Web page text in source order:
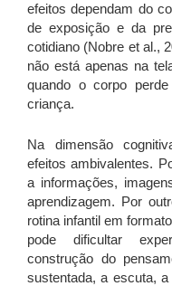
efeitos dependam do
de exposição e da
cotidiano (Nobre et al.,
não está apenas na
quando o corpo
criança.
Na dimensão
efeitos ambivalentes.
a informações,
aprendizagem. Por
rotina infantil em
pode dificultar
construção do
sustentada, a escuta,